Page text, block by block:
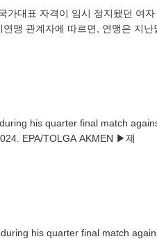
가대표 자격이 임시 정지됐던 여
맹 관계자에 따르면, 연맹은 지
his quarter final match
tennis tournament in London, Britain, 21 June 2024. EPA/TOLGA AKMEN ▶제
his quarter final match